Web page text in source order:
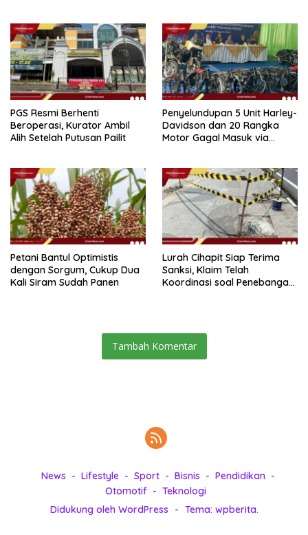
PGS Resmi Berhenti
Beroperasi, Kurator Ambil
Alih Setelah Putusan Pailit
Penyelundupan 5 Unit Harley-
Davidson dan 20 Rangka
Motor Gagal Masuk via
Petani Bantul Optimistis
dengan Sorgum, Cukup Dua
Kali Siram Sudah Panen
Lurah Cihapit Siap Terima
Sanksi, Klaim Telah
Koordinasi soal Penebangan
Tambah Komentar
News Lifestyle Sport Bisnis
Pendidikan
Otomotif
Teknologi
Didukung oleh WordPress
- Tema: wpberita.